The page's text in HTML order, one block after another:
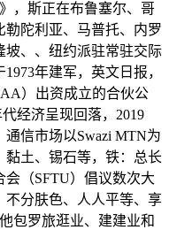
，斯正在布鲁塞尔、哥
陀利亚、马普托、内罗
坡、、纽约派驻常驻交际
年建军，英文日报，
）出资成立的合伙公
经济呈现回落，2019
信市场以‌Swazi MTN‌为
黏土、锡石等，铁：总长
会（SFTU）倡议数次大
不分肤色、人人平等、享
包罗旅逛业、建建业和